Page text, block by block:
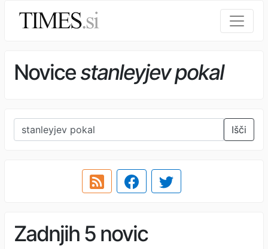
Novicestanleyjev pokal
Išči
Zadnjih 5 novic